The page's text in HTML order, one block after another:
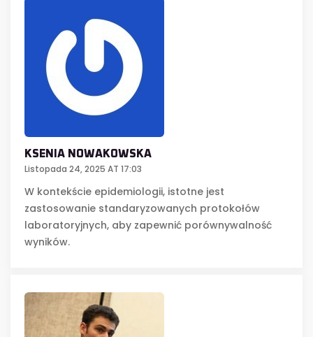
KSENIA NOWAKOWSKA
Listopada 24, 2025 AT 17:03
W kontekście epidemiologii, istotne jest
zastosowanie standaryzowanych protokołów
laboratoryjnych, aby zapewnić porównywalność
wyników.